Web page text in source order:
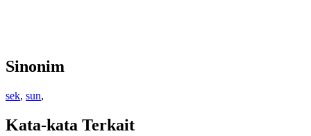
Sinonim
sek, sun,
Kata-kata Terkait